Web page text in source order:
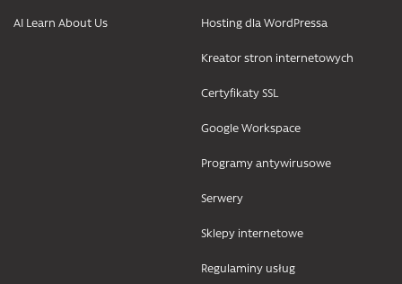
AI Learn About Us Hosting dla WordPressa
Kreator stron internetowych
Certyfikaty SSL
Google Workspace
Programy antywirusowe
Serwery
Sklepy internetowe
Regulaminy usług